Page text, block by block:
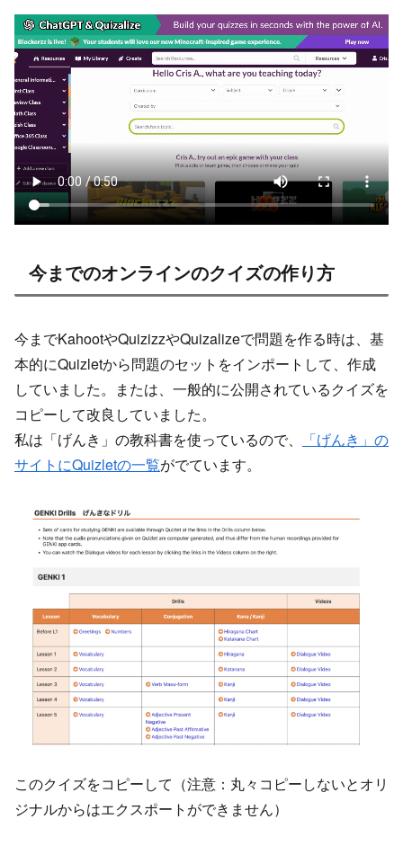
今までのオンラインのクイズの作り方
今までKahootやQuizizzやQuizalizeで問題を作る時は、基
本的にQuizletから問題のセットをインポートして、作成
していました。または、一般的に公開されているクイズを
コピーして改良していました。
私は「げんき」の教科書を使っているので、
「げんき」の
サイトにQuizletの一覧がでています。
このクイズをコピーして（注意：丸々コピーしないとオリ
ジナルからはエクスポートができません）